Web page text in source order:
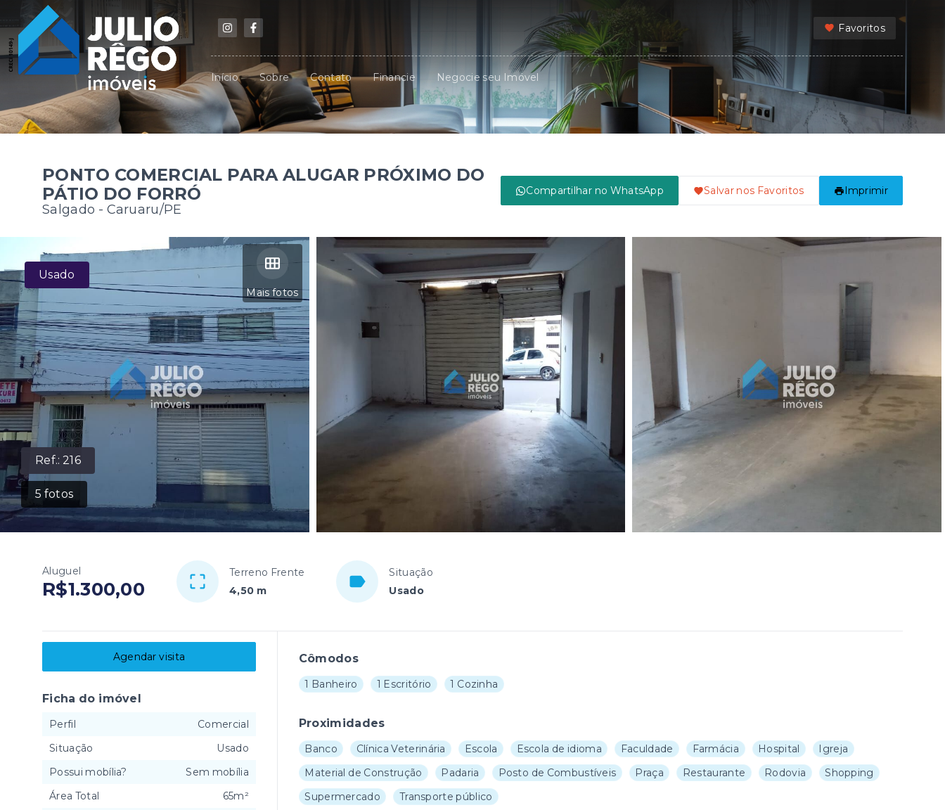
Favoritos
Início Sobre Contato Financie Negocie seu Imóvel
PONTO COMERCIAL PARA ALUGAR PRÓXIMO DO
PÁTIO DO FORRÓ
Salgado - Caruaru/PE
Compartilhar no WhatsApp Salvar nos Favoritos Imprimir
Ref.: 216
5 fotos
Mais fotos
Usado
Aluguel
R$1.300,00
Terreno Frente
4,50 m
Situação
Usado
Cômodos
1 Banheiro 1 Escritório 1 Cozinha
Proximidades
Banco Clínica Veterinária Escola Escola de idioma Faculdade Farmácia Hospital
Igreja
Material de Construção
Padaria Posto de Combustíveis Praça Restaurante Rodovia
Shopping
Supermercado
Transporte público
Agendar visita
Ficha do imóvel
Perfil
Comercial
Situação
Usado
Possui mobília?
Sem mobília
Área Total
65m²